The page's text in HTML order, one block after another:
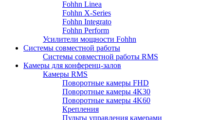
Fohhn Linea
Fohhn X-Series
Fohhn Integrato
Fohhn Perform
Усилители мощности Fohhn
Системы совместной работы
Системы совместной работы RMS
Камеры для конференц-залов
Камеры RMS
Поворотные камеры FHD
Поворотные камеры 4K30
Поворотные камеры 4K60
Крепления
Пульты управления камерами